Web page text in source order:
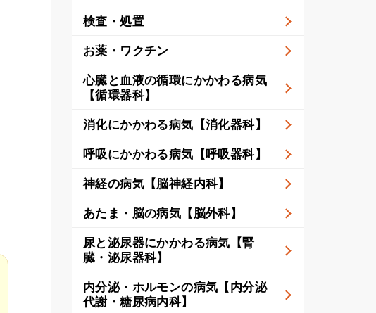
検査・処置
お薬・ワクチン
心臓と血液の循環にかかわる病気
【循環器科】
消化にかかわる病気【消化器科】
呼吸にかかわる病気【呼吸器科】
神経の病気【脳神経内科】
あたま・脳の病気【脳外科】
尿と泌尿器にかかわる病気【腎
臓・泌尿器科】
内分泌・ホルモンの病気【内分泌
代謝・糖尿病内科】